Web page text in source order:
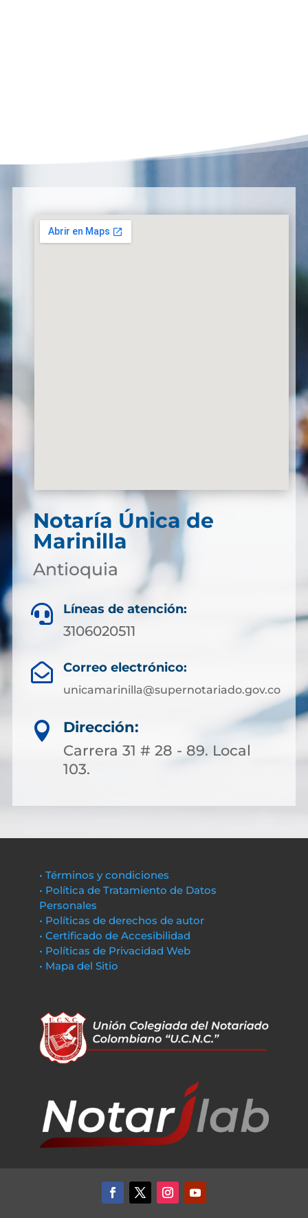
Notaría Única de
Marinilla
Antioquia
 Líneas de atención:
3106020511
 Correo electrónico:
unicamarinilla@supernotariado.gov.co

Dirección:
Carrera 31 # 28 - 89. Local
103.
• Términos y condiciones
• Política de Tratamiento de Datos
Personales
• Políticas de derechos de autor
• Certificado de Accesibilidad
• Políticas de Privacidad Web
• Mapa del Sitio